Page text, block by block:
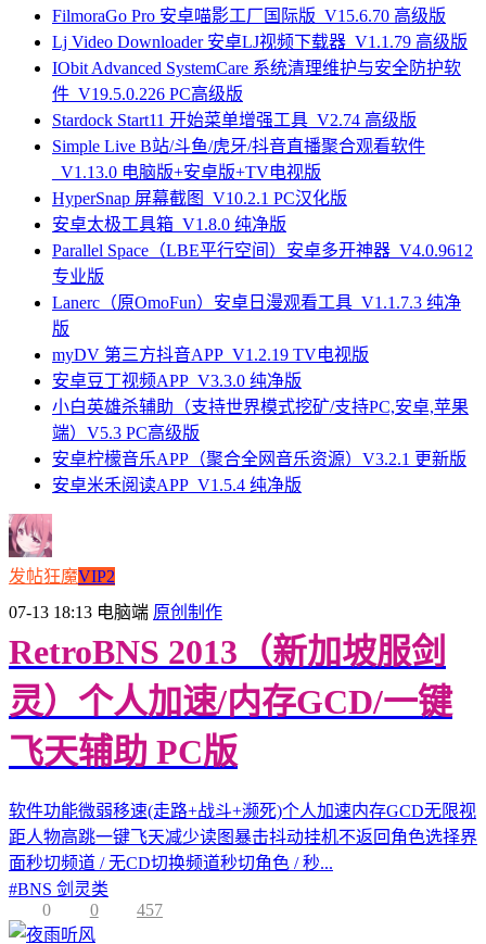
FilmoraGo Pro 安卓喵影工厂国际版_V15.6.70 高级版
Lj Video Downloader 安卓LJ视频下载器_V1.1.79 高级版
IObit Advanced SystemCare 系统清理维护与安全防护软
件_V19.5.0.226 PC高级版
Stardock Start11 开始菜单增强工具_V2.74 高级版
Simple Live B站/斗鱼/虎牙/抖音直播聚合观看软件
_V1.13.0 电脑版+安卓版+TV电视版
HyperSnap 屏幕截图_V10.2.1 PC汉化版
安卓太极工具箱_V1.8.0 纯净版
Parallel Space（LBE平行空间）安卓多开神器_V4.0.9612
专业版
Lanerc（原OmoFun）安卓日漫观看工具_V1.1.7.3 纯净
版
myDV 第三方抖音APP_V1.2.19 TV电视版
安卓豆丁视频APP_V3.3.0 纯净版
小白英雄杀辅助（支持世界模式挖矿/支持PC,安卓,苹果
端）V5.3 PC高级版
安卓柠檬音乐APP（聚合全网音乐资源）V3.2.1 更新版
安卓米禾阅读APP_V1.5.4 纯净版
发帖狂魔VIP2
07-13 18:13 电脑端 原创制作
RetroBNS 2013（新加坡服剑
灵）个人加速/内存GCD/一键
飞天辅助 PC版
软件功能微弱移速(走路+战斗+濒死)个人加速内存GCD无限视
距人物高跳一键飞天减少读图暴击抖动挂机不返回角色选择界
面秒切频道 / 无CD切换频道秒切角色 / 秒...
#BNS 剑灵类
0
0 457